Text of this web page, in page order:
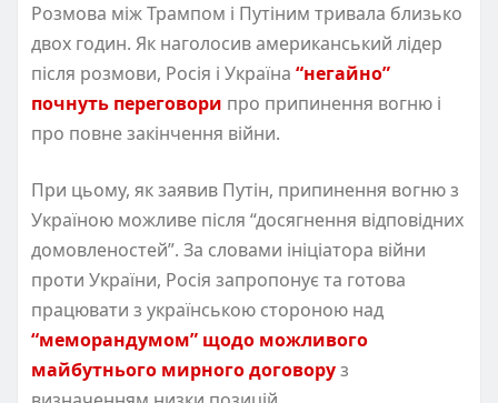
Розмова між Трампом і Путіним тривала близько
двох годин. Як наголосив американський лідер
після розмови, Росія і Україна “негайно”
почнуть переговори про припинення вогню і
про повне закінчення війни.
При цьому, як заявив Путін, припинення вогню з
Україною можливе після “досягнення відповідних
домовленостей”. За словами ініціатора війни
проти України, Росія запропонує та готова
працювати з українською стороною над
“меморандумом” щодо можливого
майбутнього мирного договоруз